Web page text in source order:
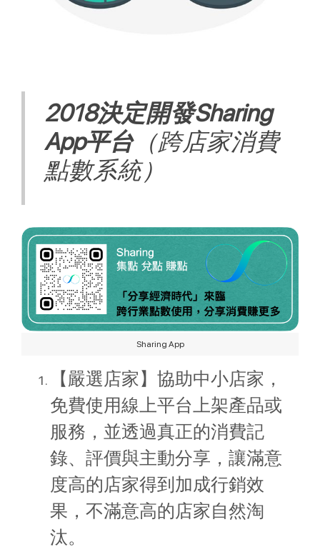
2018決定開發Sharing
App平台（跨店家消費
點數系統）
Sharing App
【嚴選店家】協助中小店家，
免費使用線上平台上架產品或
服務，並透過真正的消費記
錄、評價與主動分享，讓滿意
度高的店家得到加成行銷效
果，不滿意高的店家自然淘
汰。